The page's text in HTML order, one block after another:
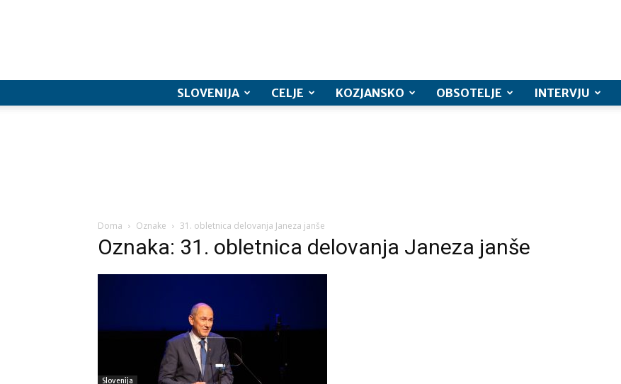
SLOVENIJA CELJE KOZJANSKO OBSOTELJE INTERVJU
Doma Oznake 31. obletnica delovanja Janeza janše
Oznaka: 31. obletnica delovanja Janeza janše
Slovenija